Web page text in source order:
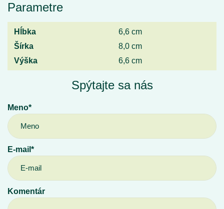
Parametre
Hĺbka
6,6 cm
Šírka
8,0 cm
Výška
6,6 cm
Spýtajte sa nás
Meno*
E-mail*
Komentár